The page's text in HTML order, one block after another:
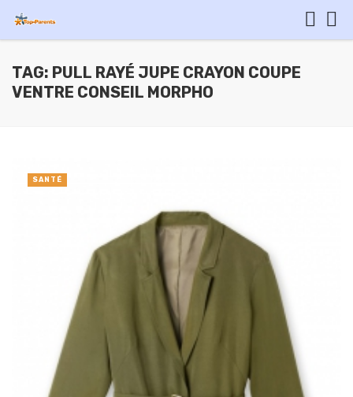
TAG: PULL RAYÉ JUPE CRAYON COUPE
VENTRE CONSEIL MORPHO
SANTÉ